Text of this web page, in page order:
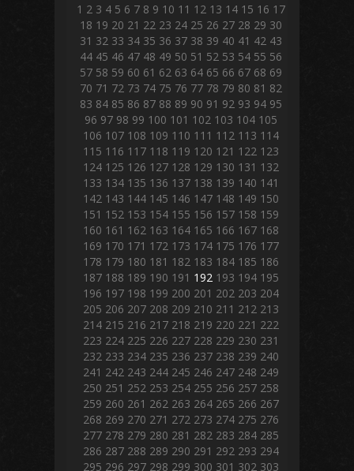
1 2 3 4 5 6 7 8 9 10 11 12 13 14 15 16 17
18 19 20 21 22 23 24 25 26 27 28 29 30
31 32 33 34 35 36 37 38 39 40 41 42 43
44 45 46 47 48 49 50 51 52 53 54 55 56
57 58 59 60 61 62 63 64 65 66 67 68 69
70 71 72 73 74 75 76 77 78 79 80 81 82
83 84 85 86 87 88 89 90 91 92 93 94 95
96 97 98 99 100 101 102 103 104 105
106 107 108 109 110 111 112 113 114
115 116 117 118 119 120 121 122 123
124 125 126 127 128 129 130 131 132
133 134 135 136 137 138 139 140 141
142 143 144 145 146 147 148 149 150
151 152 153 154 155 156 157 158 159
160 161 162 163 164 165 166 167 168
169 170 171 172 173 174 175 176 177
178 179 180 181 182 183 184 185 186
187 188 189 190 191 192 193 194 195
196 197 198 199 200 201 202 203 204
205 206 207 208 209 210 211 212 213
214 215 216 217 218 219 220 221 222
223 224 225 226 227 228 229 230 231
232 233 234 235 236 237 238 239 240
241 242 243 244 245 246 247 248 249
250 251 252 253 254 255 256 257 258
259 260 261 262 263 264 265 266 267
268 269 270 271 272 273 274 275 276
277 278 279 280 281 282 283 284 285
286 287 288 289 290 291 292 293 294
295 296 297 298 299 300 301 302 303